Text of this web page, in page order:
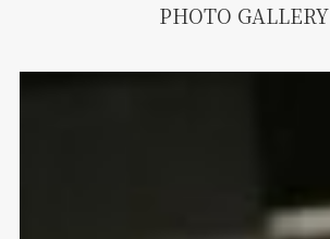
PHOTO GALLERY